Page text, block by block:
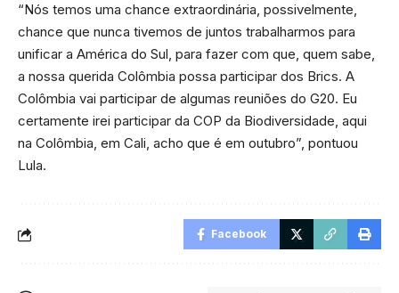
“Nós temos uma chance extraordinária, possivelmente,
chance que nunca tivemos de juntos trabalharmos para
unificar a América do Sul, para fazer com que, quem sabe,
a nossa querida Colômbia possa participar dos Brics. A
Colômbia vai participar de algumas reuniões do G20. Eu
certamente irei participar da COP da Biodiversidade, aqui
na Colômbia, em Cali, acho que é em outubro”, pontuou
Lula.
Facebook